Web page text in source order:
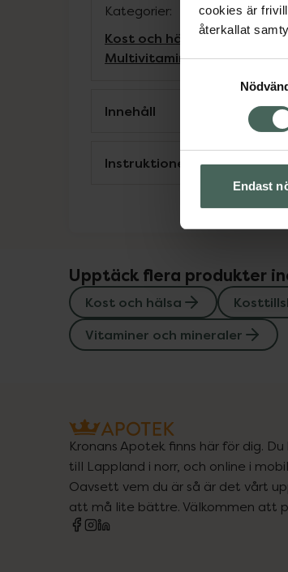
cookies är
återkallat
Samtyckesval
Endast
Kategorier:
Kost och hälsaKosttillskott
MultivitaminVitaminer och
Innehåll
Instruktioner
Upptäck flera produkter
Kost och hälsa
Vitaminer och mineraler
Kronans Apotek finns här för dig.
till Lappland i norr, och online i
Oavsett vem du är så är det vårt
att må lite bättre. Välkommen att